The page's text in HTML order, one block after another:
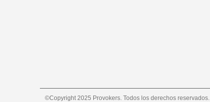
©Copyright 2025 Provokers. Todos los derechos reservados.